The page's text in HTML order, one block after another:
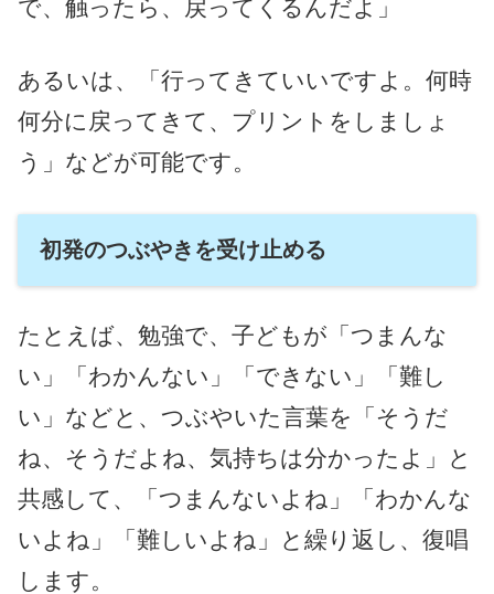
で、触ったら、戻ってくるんだよ」
あるいは、「行ってきていいですよ。何時
何分に戻ってきて、プリントをしましょ
う」などが可能です。
初発のつぶやきを受け止める
たとえば、勉強で、子どもが「つまんな
い」「わかんない」「できない」「難し
い」などと、つぶやいた言葉を「そうだ
ね、そうだよね、気持ちは分かったよ」と
共感して、「つまんないよね」「わかんな
いよね」「難しいよね」と繰り返し、復唱
します。